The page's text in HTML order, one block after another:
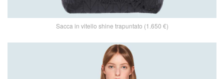
Sacca in vitello shine trapuntato (1.650 €)